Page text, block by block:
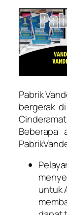
Pabrik
bergerak
Beberapa
untuk